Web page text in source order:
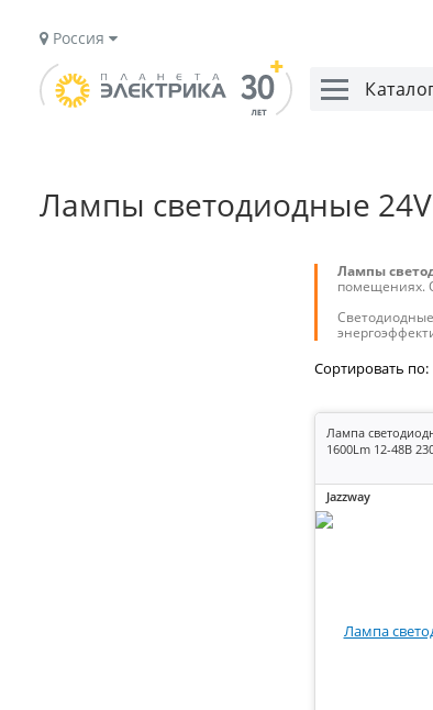
Россия
Лампы светодиодные 24V
Лампы
помещениях.
Сортировать по:
Лампа
1600Lm 12-48В
Jazzway